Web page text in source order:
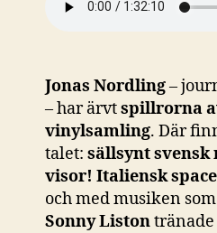
Jonas Nordling–
– har ärvtspillrorna
vinylsamling. Där
talet: sällsynt svensk
visor! Italiensk
och med musiken
Sonny Liston